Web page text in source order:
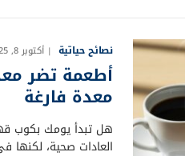
نصائح حياتية أكتوبر 8, 2025
أطعمة تضر
معدة فارغة
هل تبدأ يومك بكوب
العادات صحية، لكنها